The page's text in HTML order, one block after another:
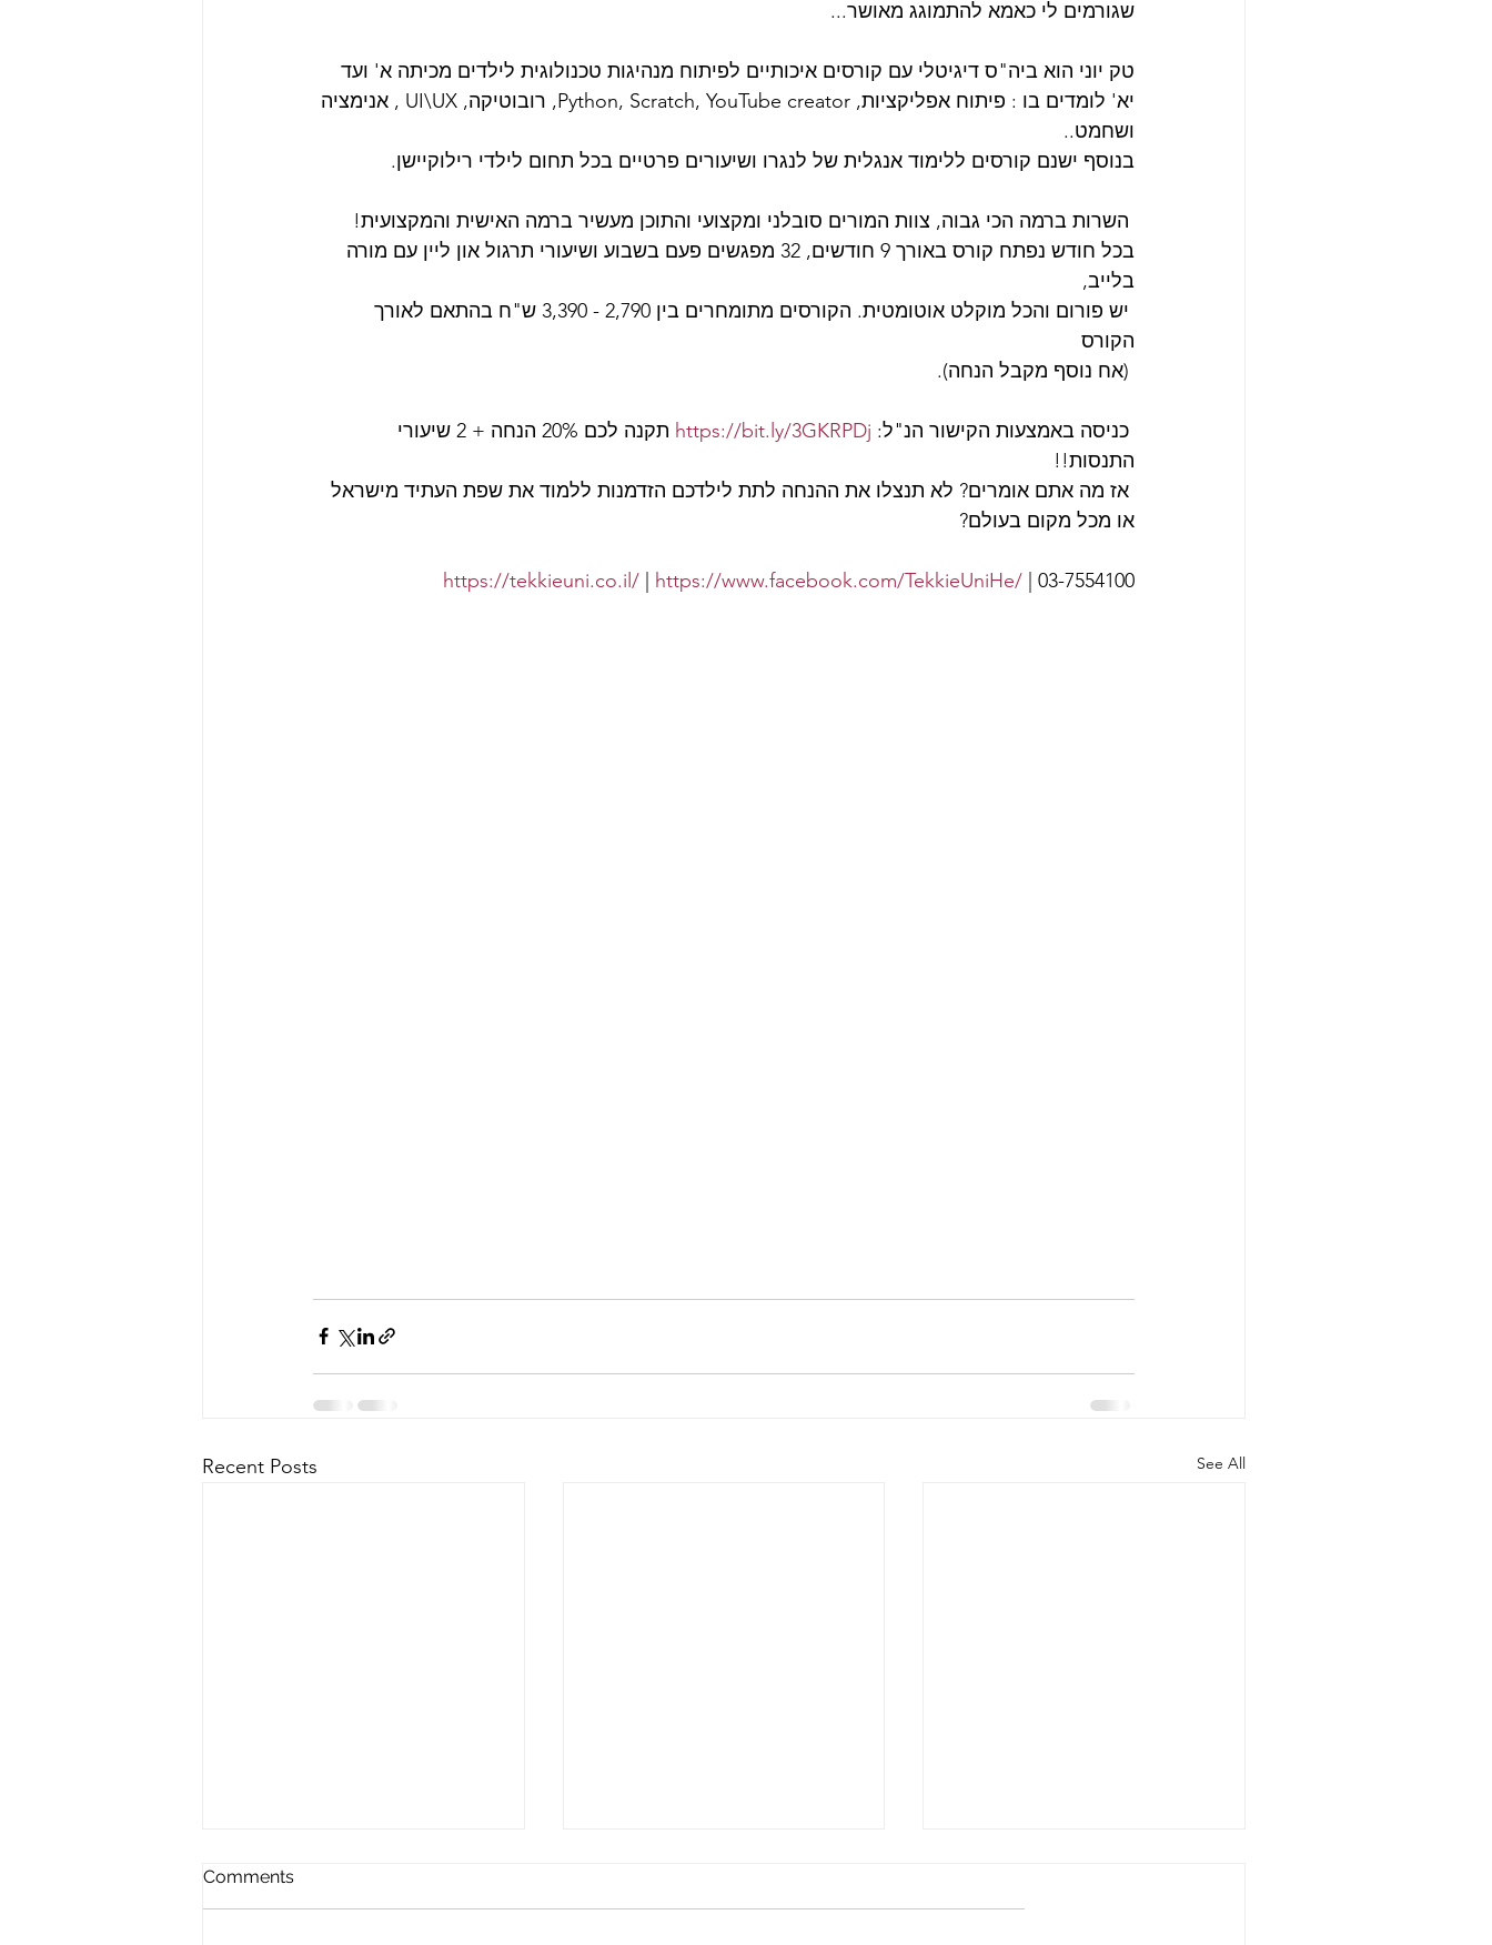
שגורמים לי כאמא להתמוגג מאושר...
טק יוני הוא ביה"ס דיגיטלי עם קורסים איכותיים לפיתוח מנהיגות טכנולוגית לילדים מכיתה א' ועד
יא' לומדים בו : פיתוח אפליקציות, Python, Scratch, YouTube creator, רובוטיקה, UI\UX , אנימציה
ושחמט..
בנוסף ישנם קורסים ללימוד אנגלית של לנגרו ושיעורים פרטיים בכל תחום לילדי רילוקיישן.
בכל חודש נפתח קורס באורך 9 חודשים, 32 מפגשים פעם בשבוע ושיעורי תרגול און ליין עם מורה
בלייב,
יש פורום והכל מוקלט אוטומטית. הקורסים מתומחרים בין 2,790 - 3,390 ש"ח בהתאם לאורך
הקורס
https://bit.ly/3GKRPDj
תקנה לכם 20% הנחה + 2 שיעורי
התנסות!!
אז מה אתם אומרים? לא תנצלו את ההנחה לתת לילדכם הזדמנות ללמוד את שפת העתיד מישראל
או מכל מקום בעולם?
https://tekkieuni.co.il/ https://www.facebook.com/TekkieUniHe/ | 03-7554100
Recent Posts See All
Comments